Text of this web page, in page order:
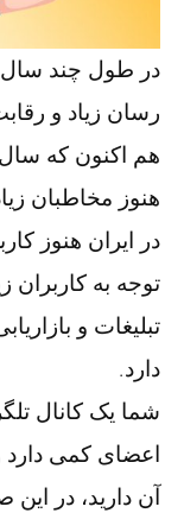
در طول چند سال
رسان زیاد و
هنوز مخاطبان
در ایران هنوز
توجه به
تبلیغات و
دارد.
شما یک کانال
اعضای کمی
آن دارید، در